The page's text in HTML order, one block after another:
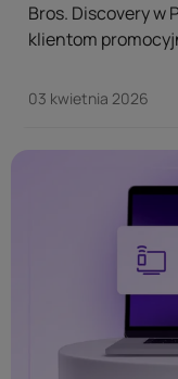
Bros. Discovery w
klientom
potwierdzić, że
03 kwietnia 2026